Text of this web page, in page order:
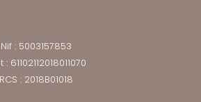
Nif : 5003157853
: 61102112018011070
RCS : 2018B01018